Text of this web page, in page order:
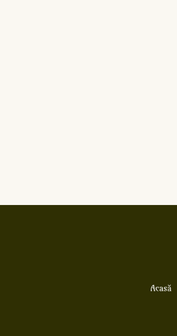
Acasă